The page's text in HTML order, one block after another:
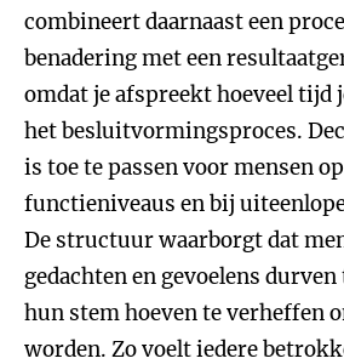
combineert daarnaast een
benadering met een
omdat je afspreekt hoeveel tijd
het besluitvormingsproces.
is toe te passen voor mensen
functieniveaus en bij
De structuur waarborgt dat
gedachten en gevoelens
hun stem hoeven te verheffen
worden. Zo voelt iedere